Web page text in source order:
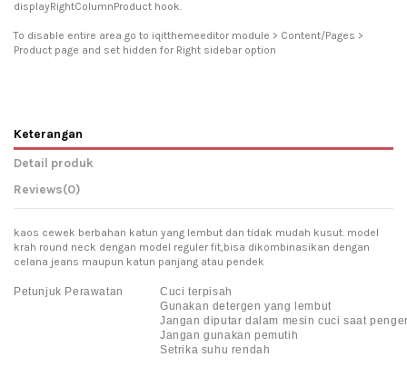
displayRightColumnProduct hook.
To disable entire area go to iqitthemeeditor module > Content/Pages >
Product page and set hidden for Right sidebar option
Keterangan
Detail produk
Reviews(0)
kaos cewek berbahan katun yang lembut dan tidak mudah kusut. model
krah round neck dengan model reguler fit,bisa dikombinasikan dengan
celana jeans maupun katun panjang atau pendek
Petunjuk Perawatan
Cuci terpisah
Gunakan detergen yang lembut
Jangan diputar dalam mesin cuci saat
Jangan gunakan pemutih
Setrika suhu rendah